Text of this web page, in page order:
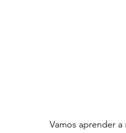
Vamos aprender